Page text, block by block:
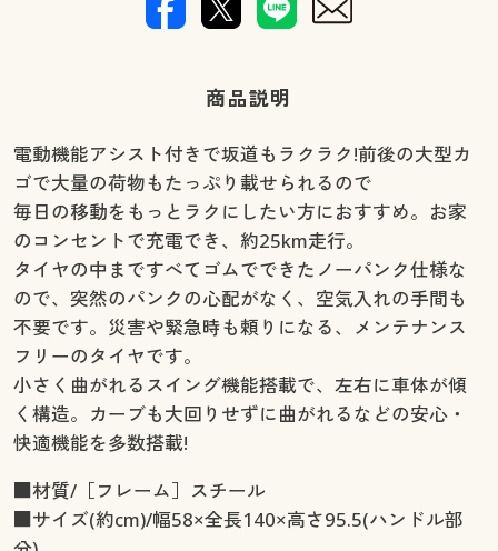
商品説明
電動機能アシスト付きで坂道もラクラク!前後の大型カ
ゴで大量の荷物もたっぷり載せられるので
毎日の移動をもっとラクにしたい方におすすめ。お家
のコンセントで充電でき、約25km走行。
タイヤの中まですべてゴムでできたノーパンク仕様な
ので、突然のパンクの心配がなく、空気入れの手間も
不要です。災害や緊急時も頼りになる、メンテナンス
フリーのタイヤです。
小さく曲がれるスイング機能搭載で、左右に車体が傾
く構造。カーブも大回りせずに曲がれるなどの安心・
快適機能を多数搭載!
■材質/［フレーム］スチール
■サイズ(約cm)/幅58×全長140×高さ95.5(ハンドル部